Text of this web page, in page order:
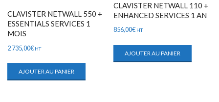
CLAVISTER NETWALL 550 +
ESSENTIALS SERVICES 1
MOIS
2 735,00€ HT
AJOUTER AU PANIER
CLAVISTER NETWALL 110 +
ENHANCED SERVICES 1 AN
856,00€ HT
AJOUTER AU PANIER